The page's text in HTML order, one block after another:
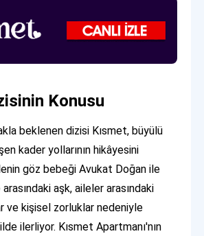
Konusu
beklenen dizisi Kısmet, büyülü
kader yollarının hikâyesini
göz bebeği Avukat Doğan ile
aşk, aileler arasındaki
ve kişisel zorluklar nedeniyle
ilerliyor. Kısmet Apartmanı'nın